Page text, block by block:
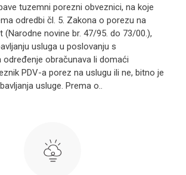
tuzemni porezni obveznici, na koje
odredbi čl. 5. Zakona o porezu na
(Narodne novine br. 47/95. do 73/00.),
usluga u poslovanju s
obračunava li domaći
PDV-a porez na uslugu ili ne, bitno je
usluge. Prema o..